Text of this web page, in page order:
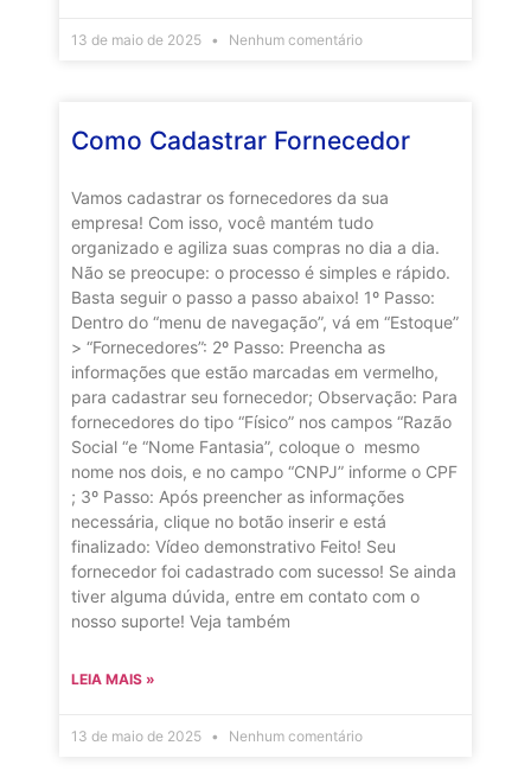
13 de maio de 2025 Nenhum comentário
Como Cadastrar Fornecedor
Vamos cadastrar os fornecedores da sua
empresa! Com isso, você mantém tudo
organizado e agiliza suas compras no dia a dia.
Não se preocupe: o processo é simples e rápido.
Basta seguir o passo a passo abaixo! 1º Passo:
Dentro do “menu de navegação”, vá em “Estoque”
> “Fornecedores”: 2º Passo: Preencha as
informações que estão marcadas em vermelho,
para cadastrar seu fornecedor; Observação: Para
fornecedores do tipo “Físico” nos campos “Razão
Social “e “Nome Fantasia”, coloque o mesmo
nome nos dois, e no campo “CNPJ” informe o CPF
; 3º Passo: Após preencher as informações
necessária, clique no botão inserir e está
finalizado: Vídeo demonstrativo Feito! Seu
fornecedor foi cadastrado com sucesso! Se ainda
tiver alguma dúvida, entre em contato com o
nosso suporte! Veja também
LEIA MAIS »
13 de maio de 2025 Nenhum comentário